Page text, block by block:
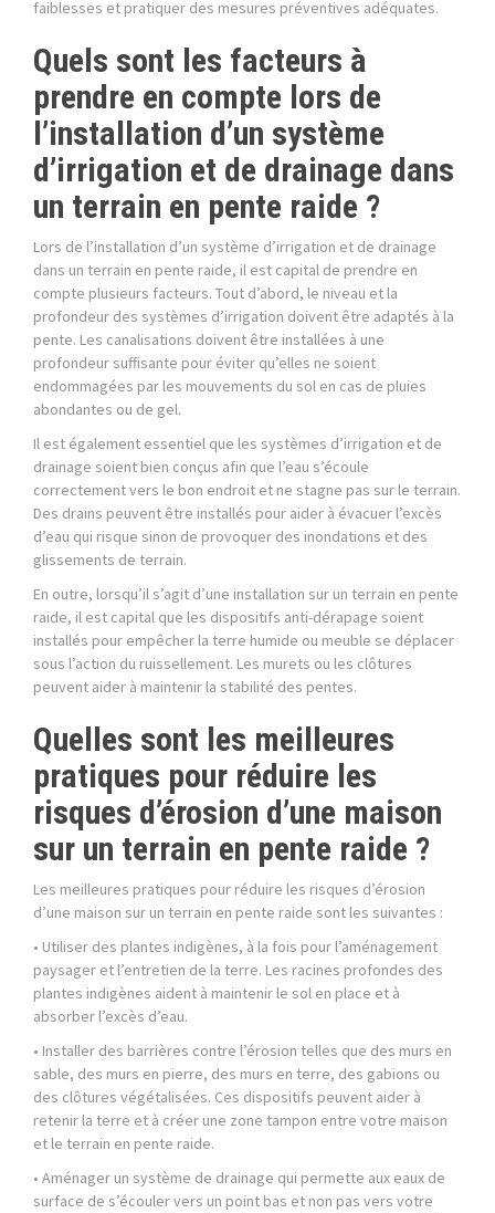
faiblesses et pratiquer des mesures préventives adéquates.
Quels sont les facteurs à
prendre en compte lors de
l’installation d’un système
d’irrigation et de drainage dans
un terrain en pente raide ?
Lors de l’installation d’un système d’irrigation et de drainage
dans un terrain en pente raide, il est capital de prendre en
compte plusieurs facteurs. Tout d’abord, le niveau et la
profondeur des systèmes d’irrigation doivent être adaptés à la
pente. Les canalisations doivent être installées à une
profondeur suffisante pour éviter qu’elles ne soient
endommagées par les mouvements du sol en cas de pluies
abondantes ou de gel.
Il est également essentiel que les systèmes d’irrigation et de
drainage soient bien conçus afin que l’eau s’écoule
correctement vers le bon endroit et ne stagne pas sur le terrain.
Des drains peuvent être installés pour aider à évacuer l’excès
d’eau qui risque sinon de provoquer des inondations et des
glissements de terrain.
En outre, lorsqu’il s’agit d’une installation sur un terrain en pente
raide, il est capital que les dispositifs anti-dérapage soient
installés pour empêcher la terre humide ou meuble se déplacer
sous l’action du ruissellement. Les murets ou les clôtures
peuvent aider à maintenir la stabilité des pentes.
Quelles sont les meilleures
pratiques pour réduire les
risques d’érosion d’une maison
sur un terrain en pente raide ?
Les meilleures pratiques pour réduire les risques d’érosion
d’une maison sur un terrain en pente raide sont les suivantes :
• Utiliser des plantes indigènes, à la fois pour l’aménagement
paysager et l’entretien de la terre. Les racines profondes des
plantes indigènes aident à maintenir le sol en place et à
absorber l’excès d’eau.
• Installer des barrières contre l’érosion telles que des murs en
sable, des murs en pierre, des murs en terre, des gabions ou
des clôtures végétalisées. Ces dispositifs peuvent aider à
retenir la terre et à créer une zone tampon entre votre maison
et le terrain en pente raide.
• Aménager un système de drainage qui permette aux eaux de
surface de s’écouler vers un point bas et non pas vers votre